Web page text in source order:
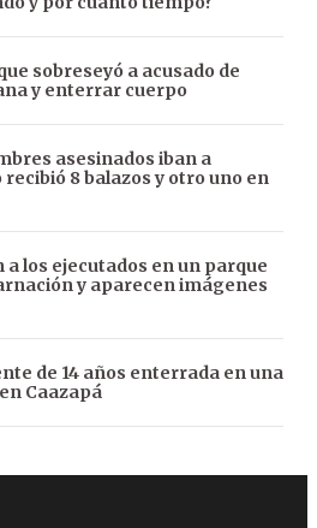
sobreseyó a acusado de
y enterrar cuerpo
asesinados iban a
8 balazos y otro uno en
los ejecutados en un parque
y aparecen imágenes
de 14 años enterrada en una
Caazapá